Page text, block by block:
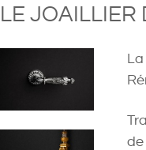
LE JOAILLIER
de